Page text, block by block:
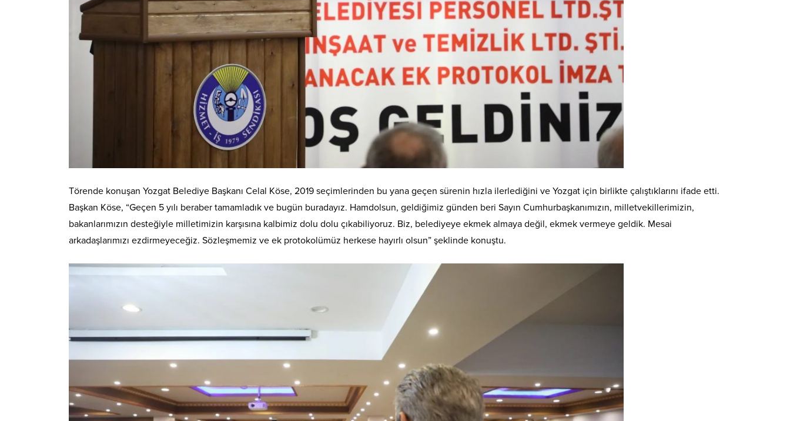
Törende konuşan Yozgat Belediye Başkanı Celal Köse, 2019 seçimlerinden bu yana geçen sürenin hızla ilerlediğini ve Yozgat için birlikte çalıştıklarını ifade etti.
Başkan Köse, “Geçen 5 yılı beraber tamamladık ve bugün buradayız. Hamdolsun, geldiğimiz günden beri Sayın Cumhurbaşkanımızın, milletvekillerimizin,
bakanlarımızın desteğiyle milletimizin karşısına kalbimiz dolu dolu çıkabiliyoruz. Biz, belediyeye ekmek almaya değil, ekmek vermeye geldik. Mesai
arkadaşlarımızı ezdirmeyeceğiz. Sözleşmemiz ve ek protokolümüz herkese hayırlı olsun” şeklinde konuştu.